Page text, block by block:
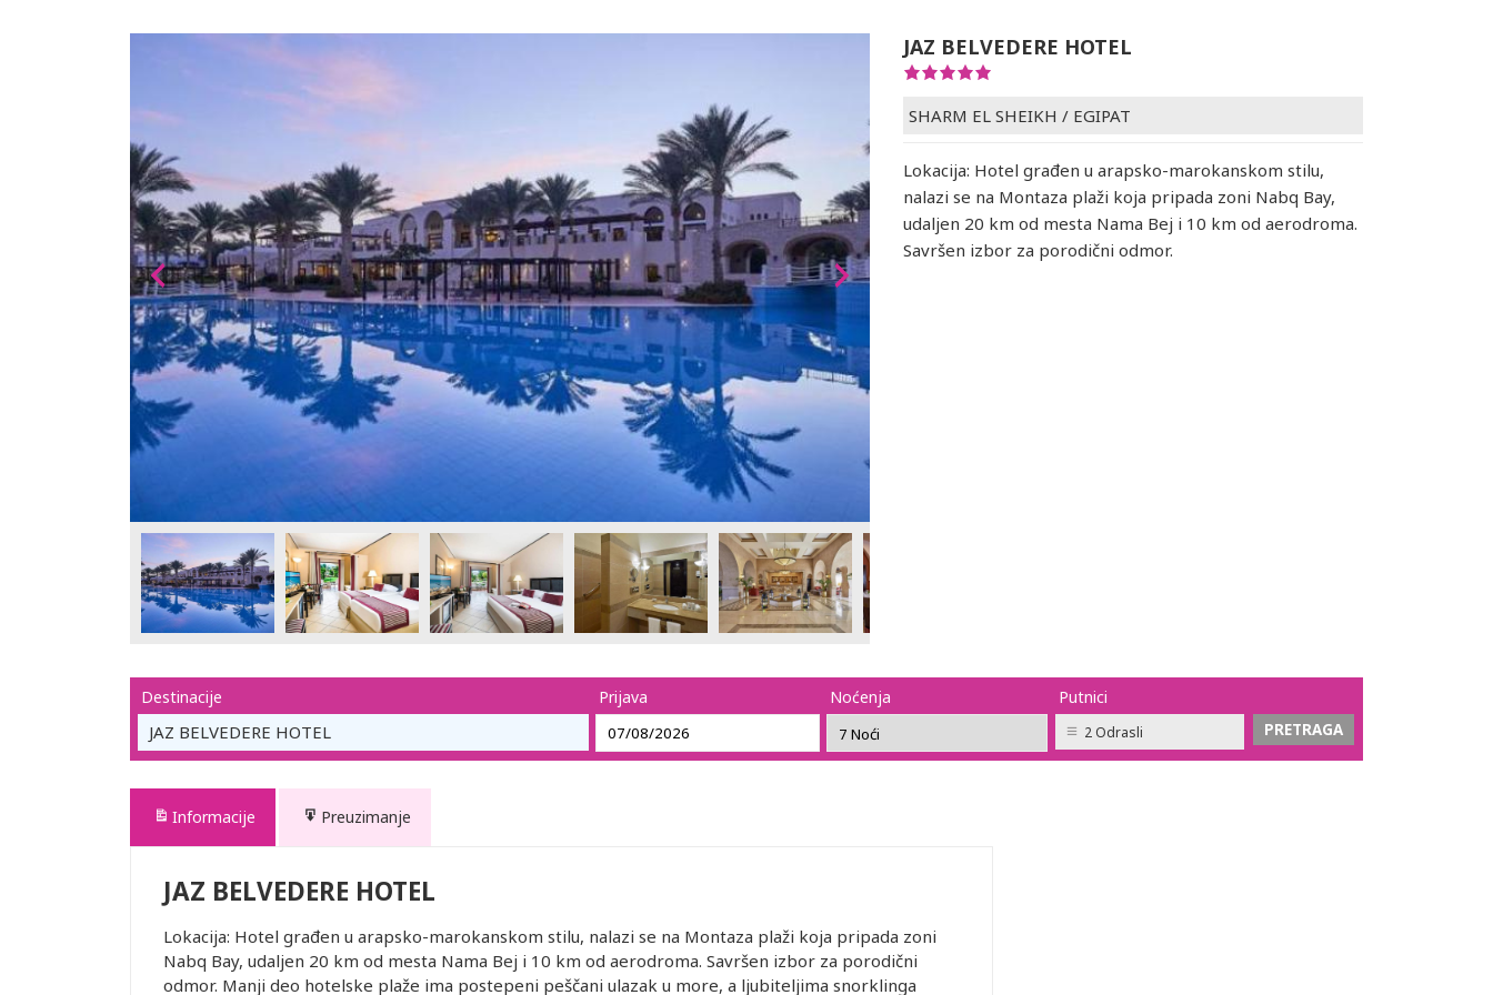
JAZ BELVEDERE HOTEL
SHARM EL SHEIKH / EGIPAT
Lokacija: Hotel građen u arapsko-marokanskom stilu,
nalazi se na Montaza plaži koja pripada zoni Nabq Bay,
udaljen 20 km od mesta Nama Bej i 10 km od aerodroma.
Savršen izbor za porodični odmor.
Destinacije
JAZ BELVEDERE HOTEL
Prijava Noćenja Putnici
2 Odrasli
Informacije Preuzimanje
JAZ BELVEDERE HOTEL
Lokacija: Hotel građen u arapsko-marokanskom stilu, nalazi se na Montaza plaži koja pripada zoni
Nabq Bay, udaljen 20 km od mesta Nama Bej i 10 km od aerodroma. Savršen izbor za porodični
odmor. Manji deo hotelske plaže ima postepeni peščani ulazak u more, a ljubiteljima snorklinga